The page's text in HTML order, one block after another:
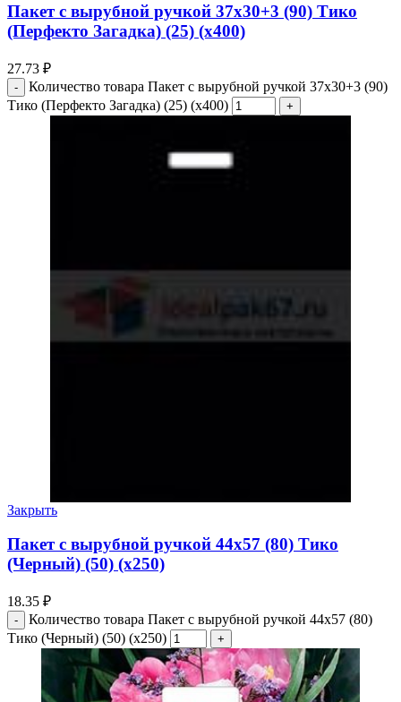
Пакет с вырубной ручкой 37х30+3 (90) Тико
(Перфекто Загадка) (25) (х400)
27.73 ₽
Количество товара Пакет с вырубной ручкой 37х30+3 (90)
Тико (Перфекто Загадка) (25) (х400)
Закрыть
Пакет с вырубной ручкой 44х57 (80) Тико
(Черный) (50) (х250)
18.35 ₽
Количество товара Пакет с вырубной ручкой 44х57 (80)
Тико (Черный) (50) (х250)